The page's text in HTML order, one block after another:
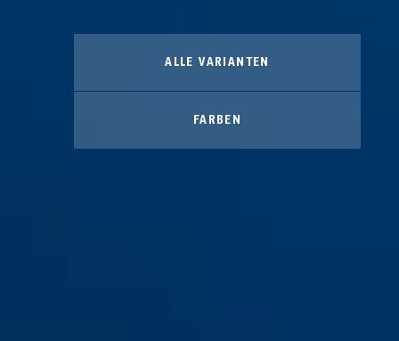
ALLE VARIANTEN
FARBEN